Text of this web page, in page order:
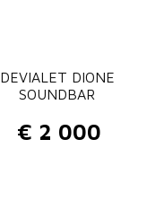
DEVIALET DIONE
SOUNDBAR
€ 2 000